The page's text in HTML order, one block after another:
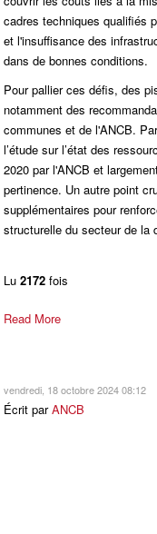
cadres techniques qualifiés
et l'insuffisance des
dans de bonnes conditions.
Pour pallier ces défis, des
notamment des
communes et de l'ANCB.
l’étude sur l’état des
2020 par l'ANCB et
pertinence. Un autre point
supplémentaires pour
structurelle du secteur de la
Lu 2172 fois
Read More
vendredi, 18 octobre 2024 08:12
Écrit parANCB